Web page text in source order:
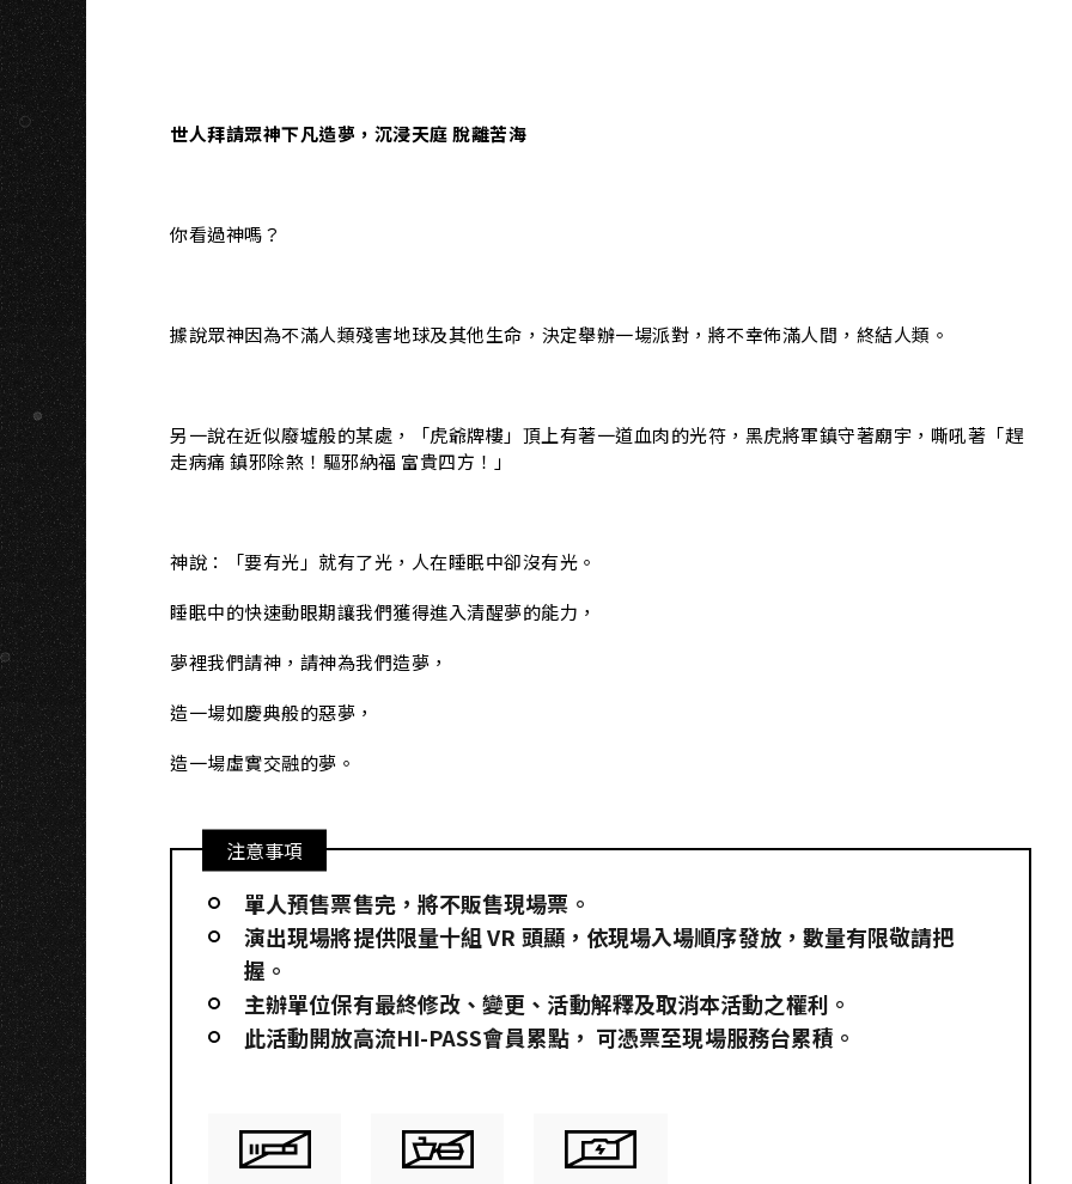
世人拜請眾神下凡造夢，沉浸天庭 脫離苦海
你看過神嗎？
據說眾神因為不滿人類殘害地球及其他生命，決定舉辦一場派對，將不幸佈滿人間，終結人類。
另一說在近似廢墟般的某處，「虎爺牌樓」頂上有著一道血肉的光符，黑虎將軍鎮守著廟宇，嘶吼著「趕
走病痛 鎮邪除煞！驅邪納福 富貴四方！」
神說：「要有光」就有了光，人在睡眠中卻沒有光。
睡眠中的快速動眼期讓我們獲得進入清醒夢的能力，
夢裡我們請神，請神為我們造夢，
造一場如慶典般的惡夢，
造一場虛實交融的夢。
注意事項
單人預售票售完，將不販售現場票。
演出現場將提供限量十組 VR 頭顯，依現場入場順序發放，數量有限敬請把
握。
主辦單位保有最終修改、變更、活動解釋及取消本活動之權利。
此活動開放高流HI-PASS會員累點，​ 可憑票至現場服務台累積。